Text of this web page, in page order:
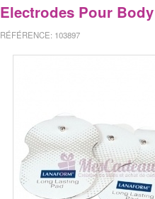
Electrodes Pour
RÉFÉRENCE: 103897